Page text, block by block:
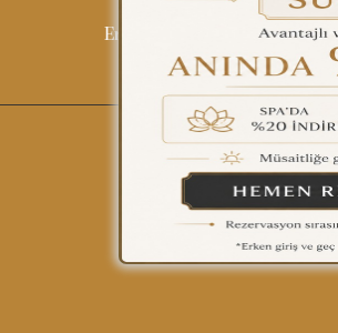
English REZERVASYON